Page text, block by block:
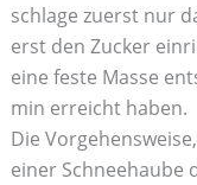
schlage zuerst nur
erst den Zucker
eine feste Masse
min erreicht haben.
Die
einer Schneehaube